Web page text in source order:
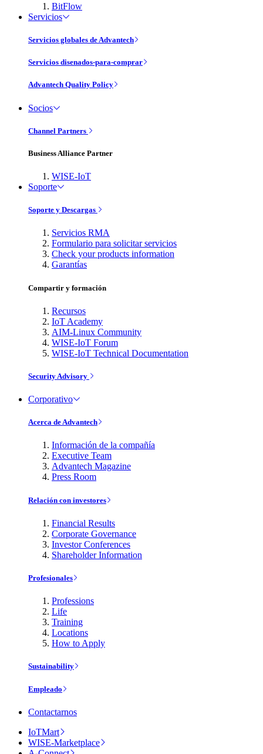
BitFlow
Servicios
Servicios globales de Advantech
Servicios disenados-para-comprar
Advantech Quality Policy
Socios
Channel Partners
Business Alliance Partner
WISE-IoT
Soporte
Soporte y Descargas
Servicios RMA
Formulario para solicitar servicios
Check your products information
Garantías
Compartir y formación
Recursos
IoT Academy
AIM-Linux Community
WISE-IoT Forum
WISE-IoT Technical Documentation
Security Advisory
Corporativo
Acerca de Advantech
Información de la compañía
Executive Team
Advantech Magazine
Press Room
Relación con investores
Financial Results
Corporate Governance
Investor Conferences
Shareholder Information
Profesionales
Professions
Life
Training
Locations
How to Apply
Sustainability
Empleado
Contactarnos
IoTMart
WISE-Marketplace